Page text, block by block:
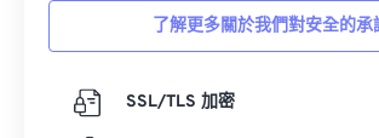
了解更多關於我們對安全的承
SSL/TLS 加密